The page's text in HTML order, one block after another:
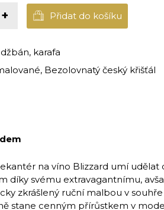
+ Přidat do košíku
karafa
Bezolovnatý český křišťál
na víno Blizzard umí udělat
díky svému extravagantnímu,
zkrášlený ruční malbou v
stane cenným přírůstkem v